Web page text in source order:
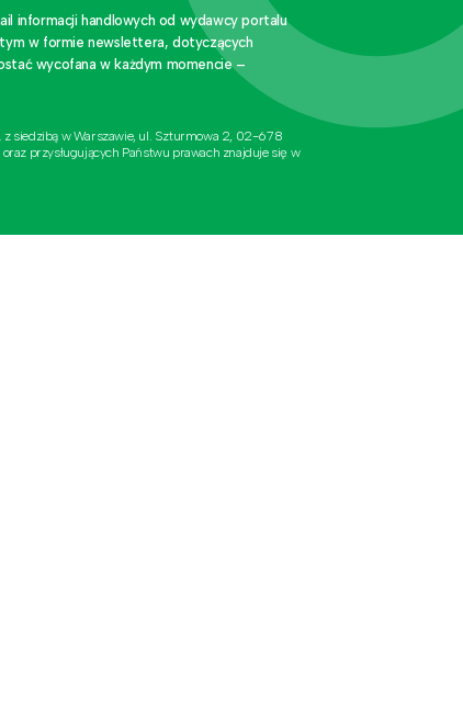
informacji handlowych od wydawcy portalu
tym w formie newslettera, dotyczących
wycofana w każdym momencie –
z siedzibą w Warszawie, ul. Szturmowa 2, 02-678
przysługujących Państwu prawach znajduje się w